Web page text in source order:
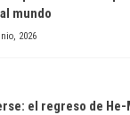
mundo
2026
el regreso de He-